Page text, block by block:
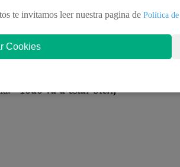
a rescatarte”,
“Todo va a estar bien,
te invitamos leer nuestra pagina de Política
Cookies